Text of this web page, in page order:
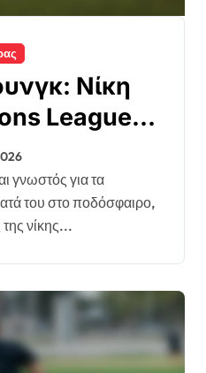
Νίκη
League,
του στο ποδόσφαιρο,
νίκης...